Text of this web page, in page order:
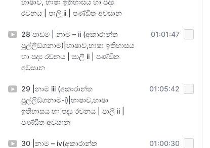
භාෂාව, භාෂා ඉතිහාසය හා පද්‍ය
රචනය | පාලි ii | පණ්ඩිත අවසාන
28 පාඩම | නාම – ii (අකාරාන්ත
පුල්ලිඞ්ගනාම)|භාෂාව,භාෂා ඉතිහාසය
හා පද්‍ය රචනය | පාලි ii | පණ්ඩිත
අවසාන
01:01:47
29 |නාම iii (අකාරාන්ත
පුල්ලිඞ්ගනාම-i)|භාෂාව,භාෂා
ඉතිහාසය හා පද්‍ය රචනය | පාලි ii |
පණ්ඩිත අවසාන
01:05:42
30 |නාම – iv(අකාරාන්ත
01:00:30